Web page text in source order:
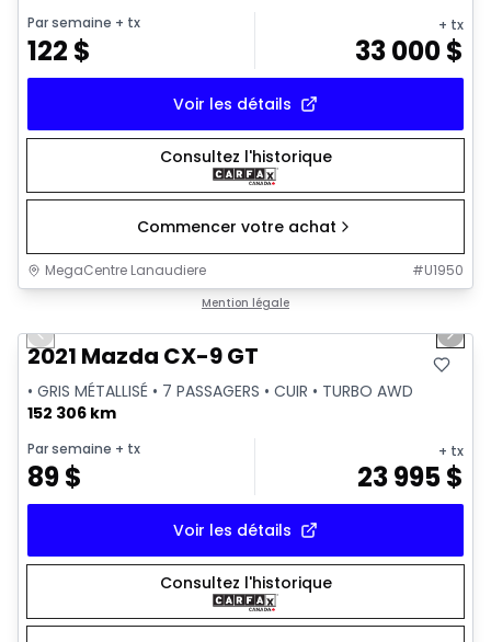
Par semaine + tx
122 $
+ tx
33 000$
Voir les détails
Consultez l'historique
Commencer votre achat
MegaCentre Lanaudiere #U1950
Mention légale
Vidéo disponible
Previous slide Next
2021 Mazda CX-9 GT
• GRIS MÉTALLISÉ • 7 PASSAGERS • CUIR • TURBO AWD
152 306 km
Par semaine + tx
89$
+ tx
23 995$
Voir les détails
Consultez l'historique